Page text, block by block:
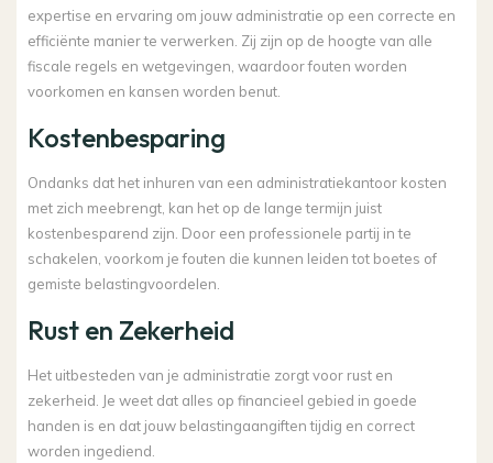
expertise en ervaring om jouw administratie op een correcte en
efficiënte manier te verwerken. Zij zijn op de hoogte van alle
fiscale regels en wetgevingen, waardoor fouten worden
voorkomen en kansen worden benut.
Kostenbesparing
Ondanks dat het inhuren van een administratiekantoor kosten
met zich meebrengt, kan het op de lange termijn juist
kostenbesparend zijn. Door een professionele partij in te
schakelen, voorkom je fouten die kunnen leiden tot boetes of
gemiste belastingvoordelen.
Rust en Zekerheid
Het uitbesteden van je administratie zorgt voor rust en
zekerheid. Je weet dat alles op financieel gebied in goede
handen is en dat jouw belastingaangiften tijdig en correct
worden ingediend.